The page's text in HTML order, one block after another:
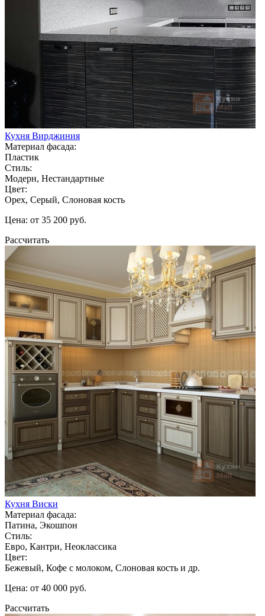
Кухня Вирджиния
Материал фасада:
Пластик
Стиль:
Модерн, Нестандартные
Цвет:
Орех, Серый, Слоновая кость
Цена: от 35 200 руб.
Рассчитать
Кухня Виски
Материал фасада:
Патина, Экошпон
Стиль:
Евро, Кантри, Неоклассика
Цвет:
Бежевый, Кофе с молоком, Слоновая кость и др.
Цена: от 40 000 руб.
Рассчитать